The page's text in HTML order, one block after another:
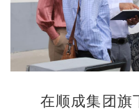
在顺成集团旗